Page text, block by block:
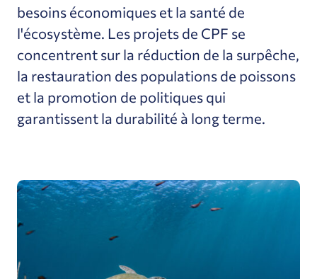
besoins économiques et la santé de
l'écosystème. Les projets de CPF se
concentrent sur la réduction de la surpêche,
la restauration des populations de poissons
et la promotion de politiques qui
garantissent la durabilité à long terme.